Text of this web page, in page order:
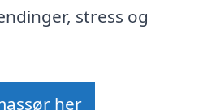
stress og
her